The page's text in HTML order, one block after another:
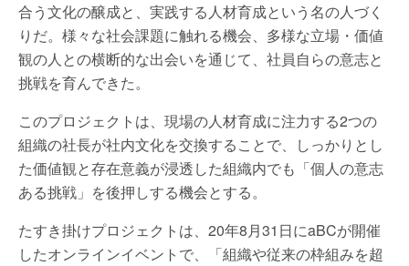
合う文化の醸成と、実践する人材育成という名の人づく
りだ。様々な社会課題に触れる機会、多様な立場・価値
観の人との横断的な出会いを通じて、社員自らの意志と
挑戦を育んできた。
このプロジェクトは、現場の人材育成に注力する2つの
組織の社長が社内文化を交換することで、しっかりとし
た価値観と存在意義が浸透した組織内でも「個人の意志
ある挑戦」を後押しする機会とする。
たすき掛けプロジェクトは、20年8月31日にaBCが開催
したオンラインイベントで、「組織や従来の枠組みを超